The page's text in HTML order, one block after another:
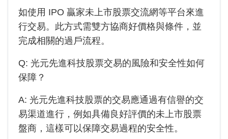
如使用 IPO 贏家未上市股票交流網等平台來進
行交易。此方式需雙方協商好價格與條件，並
完成相關的過戶流程。
Q: 光元先進科技股票交易的風險和安全性如何
保障？
A: 光元先進科技股票的交易應通過有信譽的交
易渠道進行，例如具備良好評價的未上市股票
盤商，這樣可以保障交易過程的安全性。